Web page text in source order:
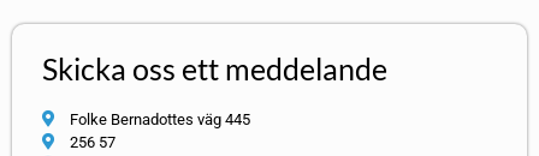
Skicka oss ett meddelande
Folke Bernadottes väg 445
256 57